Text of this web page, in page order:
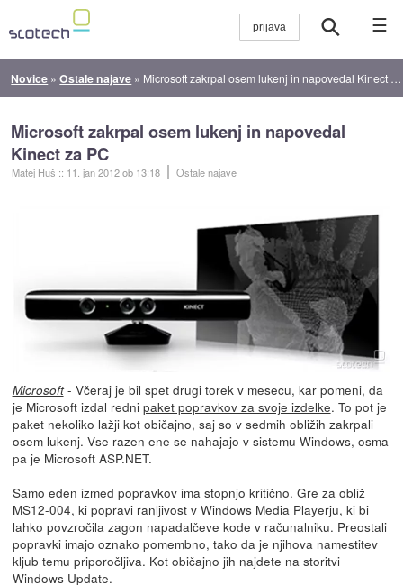
☰
Novice »Ostale najave » Microsoft zakrpal osem lukenj in napovedal Kinect za PC
Microsoft zakrpal osem lukenj in napovedal
Kinect za PC
Matej Huš :: 11. jan 2012ob 13:18 Ostale najave
Microsoft- Včeraj je bil spet drugi torek v mesecu, kar pomeni, da
je Microsoft izdal redni paket popravkov za svoje izdelke. To pot je
paket nekoliko lažji kot običajno, saj so v sedmih obližih zakrpali
osem lukenj. Vse razen ene se nahajajo v sistemu Windows, osma
pa je Microsoft ASP.NET.
Samo eden izmed popravkov ima stopnjo kritično. Gre za obliž
MS12-004, ki popravi ranljivost v Windows Media Playerju, ki bi
lahko povzročila zagon napadalčeve kode v računalniku. Preostali
popravki imajo oznako pomembno, tako da je njihova namestitev
kljub temu priporočljiva. Kot običajno jih najdete na storitvi
Windows Update.